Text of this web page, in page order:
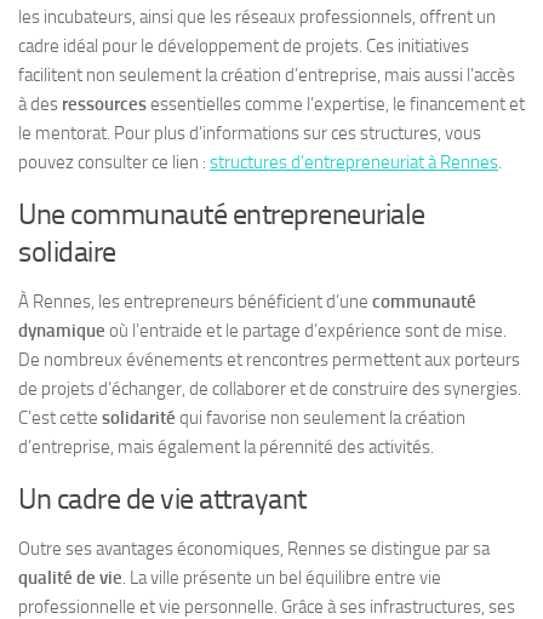
les incubateurs, ainsi que les réseaux professionnels, offrent un
cadre idéal pour le développement de projets. Ces initiatives
facilitent non seulement la création d’entreprise, mais aussi l’accès
à des ressourcesessentielles comme l’expertise, le financement et
le mentorat. Pour plus d’informations sur ces structures, vous
pouvez consulter ce lien : structures d’entrepreneuriat à Rennes.
Une communauté entrepreneuriale
solidaire
À Rennes, les entrepreneurs bénéficient d’une communauté
dynamique où l’entraide et le partage d’expérience sont de mise.
De nombreux événements et rencontres permettent aux porteurs
de projets d’échanger, de collaborer et de construire des synergies.
C’est cette solidarité qui favorise non seulement la création
d’entreprise, mais également la pérennité des activités.
Un cadre de vie attrayant
Outre ses avantages économiques, Rennes se distingue par sa
qualité de vie. La ville présente un bel équilibre entre vie
professionnelle et vie personnelle. Grâce à ses infrastructures, ses